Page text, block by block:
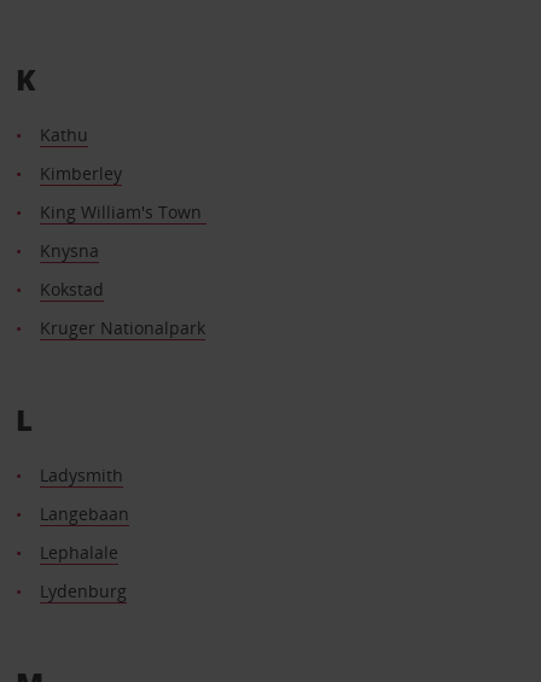
K
Kathu
Kimberley
King William's Town
Knysna
Kokstad
Kruger Nationalpark
L
Ladysmith
Langebaan
Lephalale
Lydenburg